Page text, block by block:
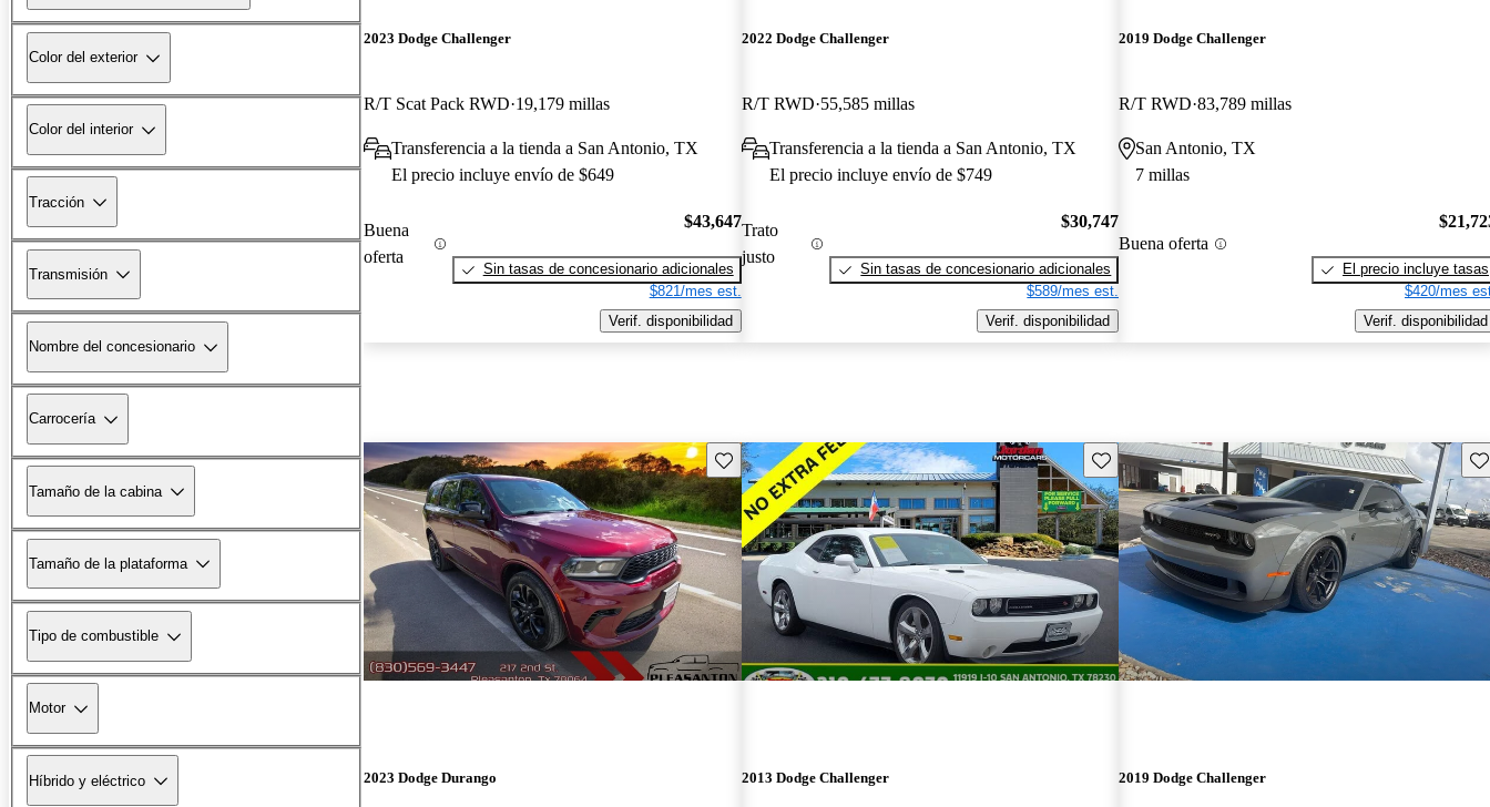
Color del exterior
Color del interior
Tracción
Transmisión
Nombre del concesionario
Carrocería
Tamaño de la cabina
Tamaño de la plataforma
Tipo de combustible
Motor
Híbrido y eléctrico
2023 Dodge Challenger
R/T Scat Pack RWD 19,179 millas
Transferencia a la tienda a San Antonio, TX
El precio incluye envío de $649
Buena
oferta
$43,647
Sin tasas de concesionario adicionales
$821/mes est.
Verif. disponibilidad
2022 Dodge Challenger
R/T RWD 55,585 millas
Transferencia a la tienda a San Antonio, TX
El precio incluye envío de $749
Trato
justo
$30,747
Sin tasas de concesionario adicionales
$589/mes est.
Verif. disponibilidad
2019 Dodge Challenger
R/T RWD 83,789 millas
San Antonio, TX
7 millas
Buena oferta
El precio incluye tasas
$420/mes
Verif. disponibilidad
Guarda este Aviso
2023 Dodge Durango
Guarda este Aviso
2013 Dodge Challenger 2019 Dodge Challenger